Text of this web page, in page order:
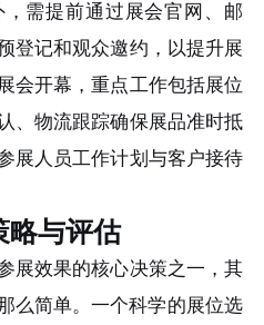
需提前通过展会官网、邮
登记和观众邀约，以提升展
会开幕，重点工作包括展位
、物流跟踪确保展品准时抵
展人员工作计划与客户接待
略与评估
效果的核心决策之一，其
么简单。一个科学的展位选